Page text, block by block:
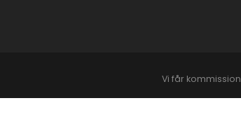
Vi får